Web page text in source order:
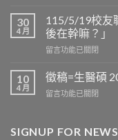
2026
看
板
論
競
賽
於
午
校
友
職
涯
享：
榮
士
30
4 月
115/5/19校友
後在幹嘛？」
在
校
友
職
享：
留言功能已關閉
10
4 月
徵稿=生醫碩
在
=
留言功能已關閉
SIGNUP FOR